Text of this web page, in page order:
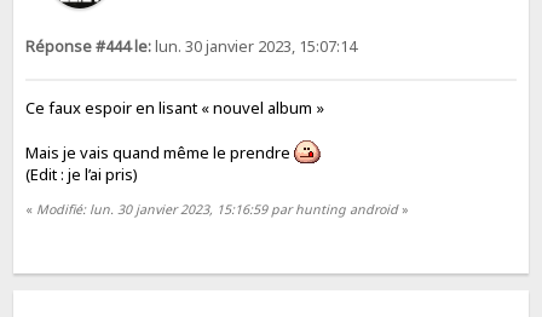
Réponse #444 le:lun. 30 janvier 2023, 15:07:14
Ce faux espoir en lisant « nouvel album »
Mais je vais quand même le prendre
(Edit : je l’ai pris)
« Modifié: lun. 30 janvier 2023, 15:16:59 par hunting android»